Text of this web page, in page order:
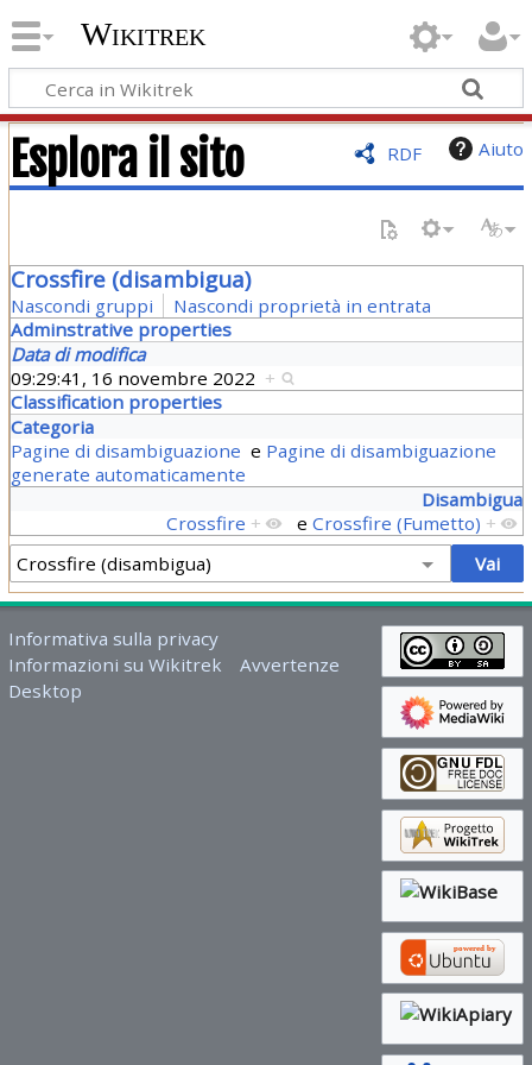
Wikitrek
RDF Aiuto
Esplora il sito
Crossfire (disambigua)
Nascondi gruppi
Nascondi proprietà in entrata
Adminstrative properties
Data di modifica
09:29:41, 16 novembre 2022 +
Classification properties
Categoria
Pagine di disambiguazione e Pagine di disambiguazione
generate automaticamente
Disambigua
Crossfire + eCrossfire (Fumetto) +
Informativa sulla privacy
Informazioni su Wikitrek
Avvertenze
Desktop